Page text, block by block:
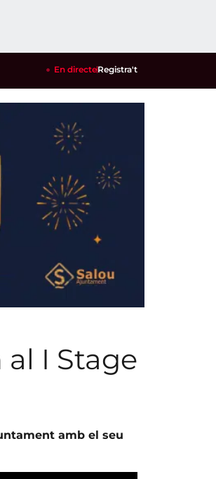
els cultius de la garrofa i
En directeRegistra't
I Stage
amb el seu